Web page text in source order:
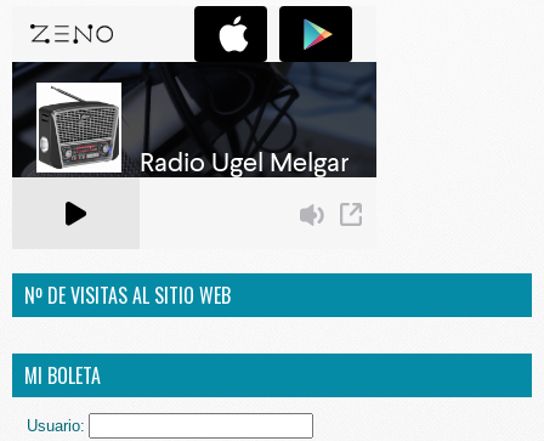
Nº DE VISITAS AL SITIO WEB
MI BOLETA
Usuario: